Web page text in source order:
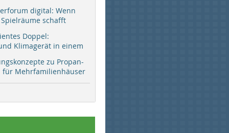
digital: Wenn
schafft
Doppel:
Klimagerät in einem
zu Propan-
für Mehrfamilienhäuser